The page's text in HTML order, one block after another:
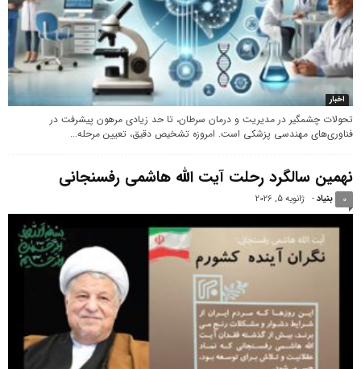
اخبار
تحولات چشمگیر در مدیریت و درمان سرطان، تا حد زیادی مرهون پیشرفت در
فناوری‌های مهندسی پزشکی است. امروزه تشخیص دقیق، تعیین مرحله...
نهمین سالگرد رحلت آیت الله هاشمی رفسنجانی
بنیاد- ژانویه 5, 2026 0